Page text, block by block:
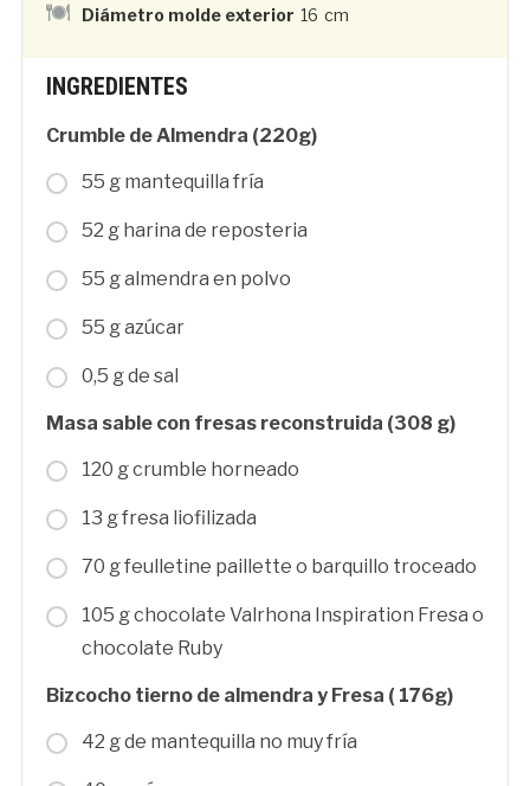
Diámetro molde exterior 16 cm
INGREDIENTES
Crumble de Almendra (220g)
55 g mantequilla fría
52 g harina de reposteria
55 g almendra en polvo
55 g azúcar
0,5 g de sal
Masa sable con fresas reconstruida (308 g)
120 g crumble horneado
13 g fresa liofilizada
70 g feulletine paillette o barquillo troceado
105 g chocolate Valrhona Inspiration Fresa o
chocolate Ruby
Bizcocho tierno de almendra y Fresa ( 176g)
42 g de mantequilla no muy fría